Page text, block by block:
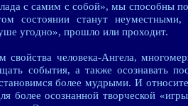
с самим с собой», мы способны
состоянии станут
угодно», прошло или проходит.
человека-Ангела,
события, а также осознавать
более мудрыми. И
более осознанной творческой